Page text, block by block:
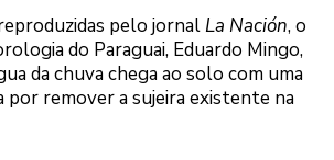
pelo jornalLa Nación, o
do Paraguai, Eduardo Mingo,
da chuva chega ao solo com uma
por remover a sujeira existente na